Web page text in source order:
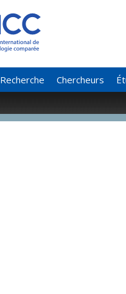
Recherche Chercheurs